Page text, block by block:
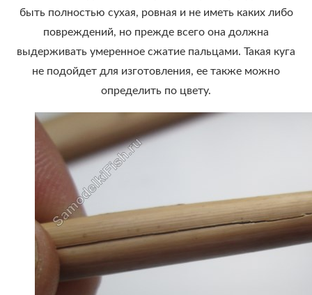
быть полностью сухая, ровная и не иметь каких либо
повреждений, но прежде всего она должна
выдерживать умеренное сжатие пальцами. Такая куга
не подойдет для изготовления, ее также можно
определить по цвету.